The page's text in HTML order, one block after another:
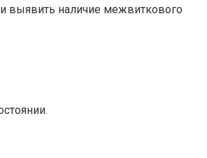
выявить наличие межвиткового